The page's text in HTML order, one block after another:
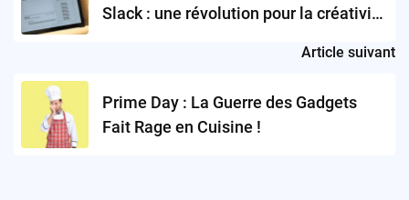
Slack : une révolution pour la créativité
Article suivant
Prime Day : La Guerre des Gadgets
Fait Rage en Cuisine !